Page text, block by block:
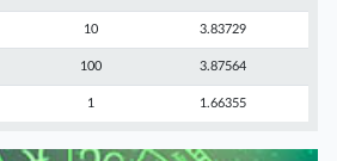
10 3.83729
100 3.87564
1 1.66355